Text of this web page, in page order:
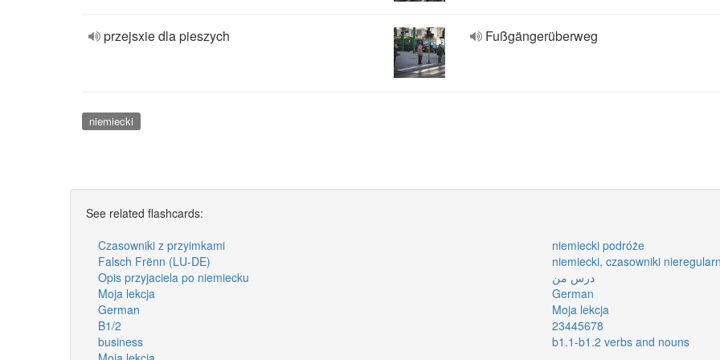
przejsxie dla pieszych Fußgängerüberweg
niemiecki
See related flashcards:
Czasowniki z przyimkami
niemiecki podróże
Falsch Frënn (LU-DE)
niemiecki, czasowniki
Opis przyjaciela po niemiecku
درس من
Moja lekcja
German
German
Moja lekcja
B1/2
23445678
business
b1.1-b1.2 verbs and nouns